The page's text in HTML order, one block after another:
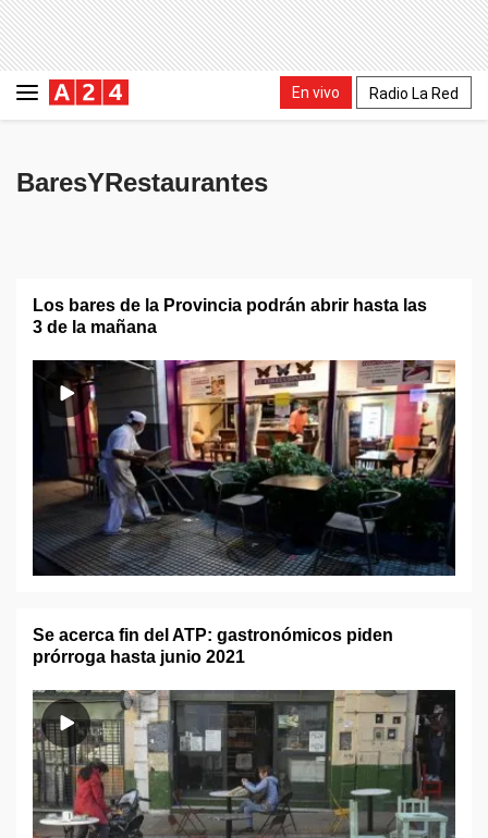
En vivo Radio La Red
BaresYRestaurantes
Los bares de la Provincia podrán abrir hasta las
3 de la mañana
Se acerca fin del ATP: gastronómicos piden
prórroga hasta junio 2021